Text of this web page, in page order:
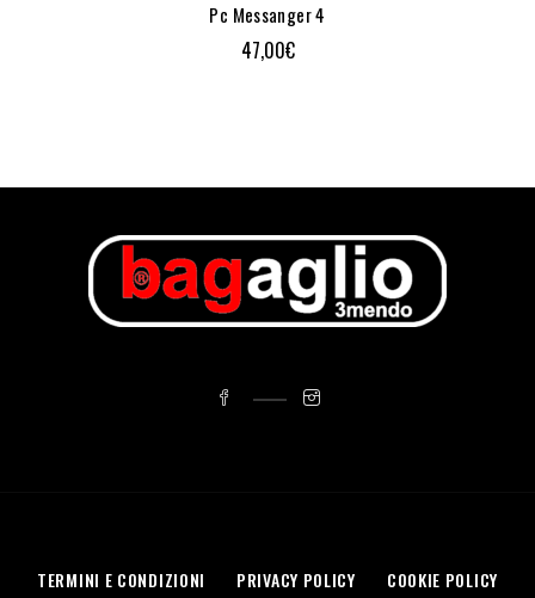
Pc Messanger 4
47,00€
TERMINI E CONDIZIONI PRIVACY POLICY COOKIE POLICY